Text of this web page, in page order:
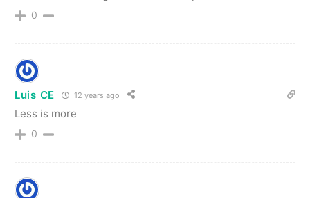
0
Luis CE 12 years ago
Less is more
0